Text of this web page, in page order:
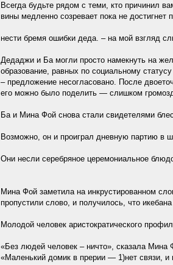
Всегда будьте рядом с теми, кто причинил
вины медленно созревает пока не достигнет
нести бремя ошибки деда. – на мой взгляд
Дедаджи и Ба могли просто намекнуть на
образование, равных по социальному
– предложение несогласовано. После
его можно было поделить — слишком
Ба и Мина Фой снова стали свидетелями
Возможно, он и проиграл дневную партию в
Они несли серебряное церемониальное
Мина Фой заметила на инкрустированном
пропустили слово, и получилось, что
Молодой человек аристократического
«Без людей человек – ничто», сказала Мина
«Маленький домик в прерии — 1)нет связи, и